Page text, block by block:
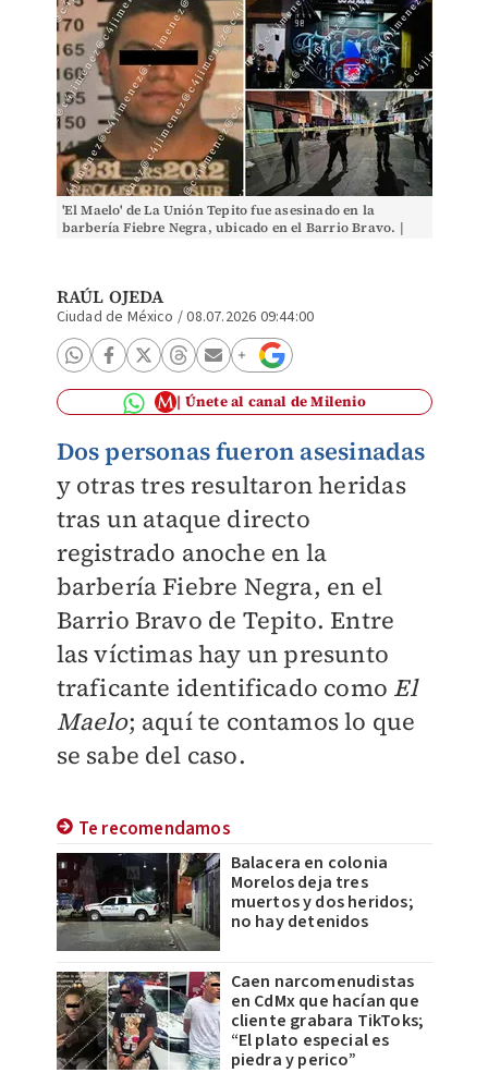
'El Maelo' de La Unión Tepito fue asesinado en la
barbería Fiebre Negra, ubicado en el Barrio Bravo. |
RAÚL OJEDA
Ciudad de México /08.07.2026 09:44:00
Únete al canal de Milenio
Dos personas fueron asesinadas
y otras tres resultaron heridas
tras un ataque directo
registrado anoche en la
barbería Fiebre Negra, en el
Barrio Bravo de Tepito. Entre
las víctimas hay un presunto
traficante identificado como El
Maelo; aquí te contamos lo que
se sabe del caso.
Te recomendamos
Balacera en colonia
Morelos deja tres
muertos y dos heridos;
no hay detenidos
Caen narcomenudistas
en CdMx que hacían que
cliente grabara TikToks;
“El plato especial es
piedra y perico”